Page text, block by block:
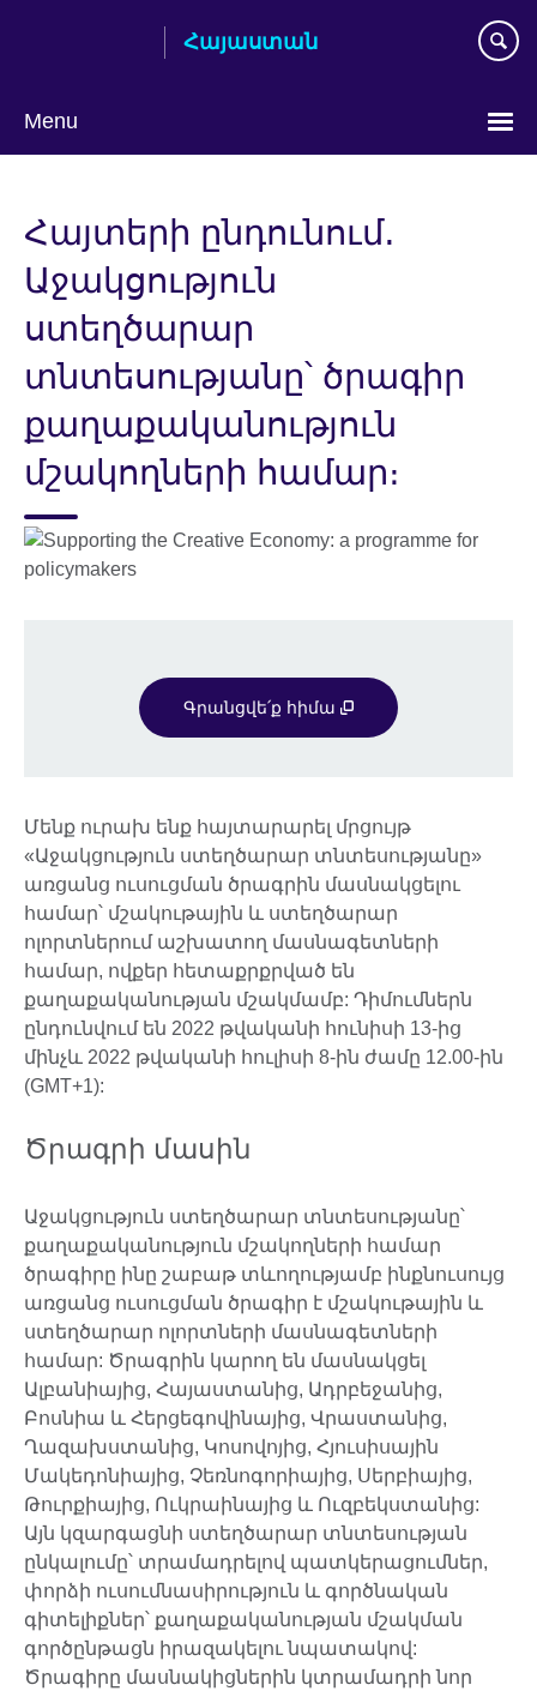
Հայաստան
Menu
language
Հայտերի ընդունում․
Աջակցություն
ստեղծարար
տնտեսությանը՝ ծրագիր
քաղաքականություն
մշակողների համար։
Գրանցվե՛ք հիմա
Մենք ուրախ ենք հայտարարել մրցույթ
«Աջակցություն ստեղծարար տնտեսությանը»
առցանց ուսուցման ծրագրին մասնակցելու
համար՝ մշակութային և ստեղծարար
ոլորտներում աշխատող մասնագետների
համար, ովքեր հետաքրքրված են
քաղաքականության մշակմամբ: Դիմումներն
ընդունվում են 2022 թվականի հունիսի 13-ից
մինչև 2022 թվականի հուլիսի 8-ին ժամը 12.00-ին
(GMT+1):
Ծրագրի մասին
Աջակցություն ստեղծարար տնտեսությանը՝
քաղաքականություն մշակողների համար
ծրագիրը ինը շաբաթ տևողությամբ ինքնուսույց
առցանց ուսուցման ծրագիր է մշակութային և
ստեղծարար ոլորտների մասնագետների
համար: Ծրագրին կարող են մասնակցել
Ալբանիայից, Հայաստանից, Ադրբեջանից,
Բոսնիա և Հերցեգովինայից, Վրաստանից,
Ղազախստանից, Կոսովոյից, Հյուսիսային
Մակեդոնիայից, Չեռնոգորիայից, Սերբիայից,
Թուրքիայից, Ուկրաինայից և Ուզբեկստանից:
Այն կզարգացնի ստեղծարար տնտեսության
ընկալումը՝ տրամադրելով պատկերացումներ,
փորձի ուսումնասիրություն և գործնական
գիտելիքներ՝ քաղաքականության մշակման
գործընթացն իրազակելու նպատակով:
Ծրագիրը մասնակիցներին կտրամադրի նոր